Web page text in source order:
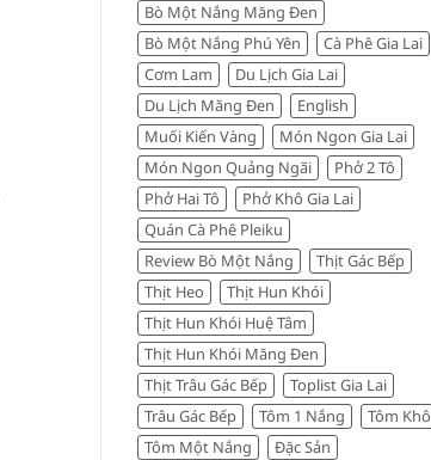
tiền
Bò Một Nắng Măng Đen
Bò Một Nắng Phú Yên
Cà Phê Gia Lai
Cơm Lam
Du Lịch Gia Lai
Du Lịch Măng Đen
English
Muối Kiến Vàng
Món Ngon Gia Lai
Món Ngon Quảng Ngãi
Phở 2 Tô
Phở Hai Tô
Phở Khô Gia Lai
Quán Cà Phê Pleiku
Review Bò Một Nắng
Thịt Gác Bếp
Thịt Heo
Thịt Hun Khói
Thịt Hun Khói Huệ Tâm
Thịt Hun Khói Măng Đen
Thịt Trâu Gác Bếp
Toplist Gia Lai
Trâu Gác Bếp
Tôm 1 Nắng
Tôm Khô
Tôm Một Nắng
Đặc Sản